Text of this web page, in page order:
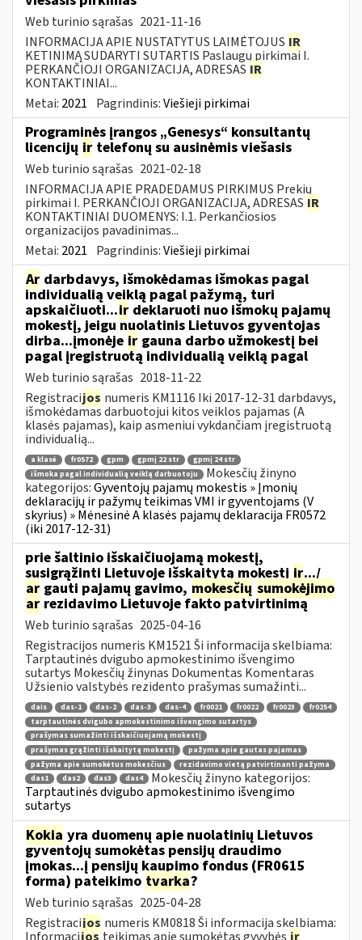
Web turinio sąrašas 2021-11-16
INFORMACIJA APIE NUSTATYTUS LAIMĖTOJUS IR
KETINIMĄ SUDARYTI SUTARTIS Paslaugų pirkimai I.
PERKANČIOJI ORGANIZACIJA, ADRESAS IR
KONTAKTINIAI...
Metai: 2021 Pagrindinis:Viešieji pirkimai
Programinės įrangos „Genesys“ konsultantų
licencijų ir telefonų su ausinėmis viešasis
Web turinio sąrašas 2021-02-18
INFORMACIJA APIE PRADEDAMUS PIRKIMUS Prekių
pirkimai I. PERKANČIOJI ORGANIZACIJA, ADRESAS IR
KONTAKTINIAI DUOMENYS: I.1. Perkančiosios
organizacijos pavadinimas...
Metai: 2021 Pagrindinis:Viešieji pirkimai
Ar darbdavys, išmokėdamas išmokas pagal
individualią veiklą pagal pažymą, turi
apskaičiuoti...ir deklaruoti nuo išmokų pajamų
mokestį, jeigu nuolatinis Lietuvos gyventojas
dirba...įmonėje ir gauna darbo užmokestį bei
pagal įregistruotą individualią veiklą pagal
Web turinio sąrašas 2018-11-22
Registracijos numeris KM1116 Iki 2017-12-31 darbdavys,
išmokėdamas darbuotojui kitos veiklos pajamas (A
klasės pajamas), kaip asmeniui vykdančiam įregistruotą
individualią...
a klasė fr0572 gpm gpmį 22 str
gpmį 24 str
išmoka pagal individualią veiklą darbuotoju
Mokesčių žinyno
kategorijos:Gyventojų pajamų mokestis » Įmonių
deklaracijų ir pažymų teikimas VMI ir gyventojams (V
skyrius) » Mėnesinė A klasės pajamų deklaracija FR0572
(iki 2017-12-31)
prie šaltinio išskaičiuojamą mokestį,
susigrąžinti Lietuvoje išskaitytą mokestį ir.../
ar gauti pajamų gavimo, mokesčių sumokėjimo
ar rezidavimo Lietuvoje fakto patvirtinimą
Web turinio sąrašas 2025-04-16
Registracijos numeris KM1521 Ši informacija skelbiama:
Tarptautinės dvigubo apmokestinimo išvengimo
sutartys Mokesčių žinynas Dokumentas Komentaras
Užsienio valstybės rezidento prašymas sumažinti...
dais das-1 das-2 das-3 das-4 fr0021 fr0022 fr0023
fr0254
tarptautinės dvigubo apmokestinimo išvengimo sutartys
prašymas sumažinti išskaičiuojamą mokestį
prašymas grąžinti išskaitytą mokestį
pažyma apie gautas pajamas
pažyma apie sumokėtus mokesčius
rezidavimo vietą patvirtinanti pažyma
das1
das2 das3 das4
Mokesčių žinyno kategorijos:
Tarptautinės dvigubo apmokestinimo išvengimo
sutartys
Kokia yra duomenų apie nuolatinių Lietuvos
gyventojų sumokėtas pensijų draudimo
įmokas...į pensijų kaupimo fondus (FR0615
forma) pateikimo tvarka?
Web turinio sąrašas 2025-04-28
Registracijos numeris KM0818 Ši informacija skelbiama:
Informacijosteikimas apie sumokėtas gyvybės ir